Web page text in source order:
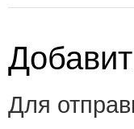
Для